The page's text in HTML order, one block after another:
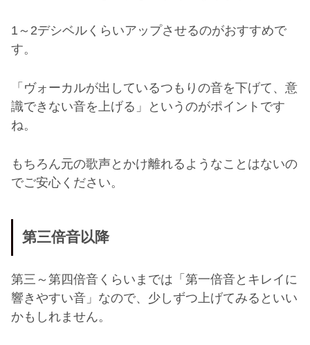
1 ～ 2デシベルくらいアップさせるのがおすすめで
す。
「ヴォーカルが出しているつもりの音を下げて、意
識できない音を上げる」というのがポイントです
ね。
もちろん元の歌声とかけ離れるようなことはないの
でご安心ください。
第三倍音以降
第三～第四倍音くらいまでは「第一倍音とキレイに
響きやすい音」なので、少しずつ上げてみるといい
かもしれません。